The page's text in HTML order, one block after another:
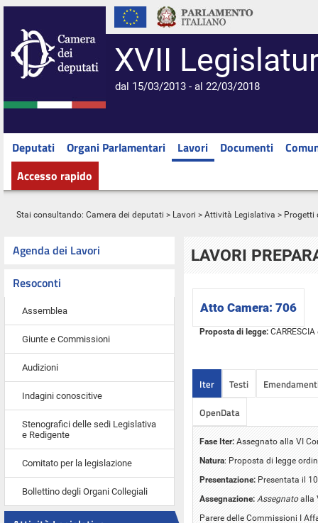
XVII
dal 15/03/2013 - al 22/03/2018
Deputati Organi Parlamentari Lavori Documenti
Accesso rapido
Stai consultando: Camera dei deputati > Lavori > Attività Legislativa > Progetti
Agenda dei Lavori
Resoconti
Assemblea
Giunte e Commissioni
Audizioni
Indagini conoscitive
Stenografici delle sedi Legislativa
e Redigente
Comitato per la legislazione
Bollettino degli Organi Collegiali
LAVORI
Atto Camera: 706
Proposta di legge:
Iter Testi
OpenData
Fase Iter: Assegnato alla VI
Natura: Proposta di legge
Presentazione: Presentata il
Assegnazione: Assegnatoalla
Parere delle Commissioni I